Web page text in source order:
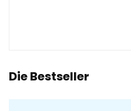
Die Bestseller